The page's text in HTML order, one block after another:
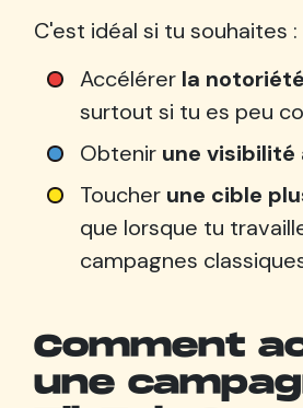
C'est idéal si tu souhaites :
Accélérer la notoriété
surtout si tu es peu
Obtenir une
Toucher une cible
que lorsque tu
campagnes
Comment
une